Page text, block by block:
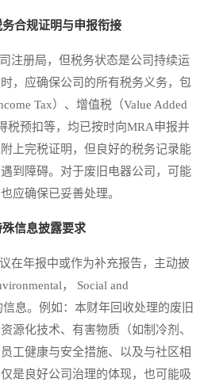
合规证明与申报衔接
册局，但税务状态是公司持续运
，应确保公司的所有税务义务，包
Tax）、增值税（Value Added
税预扣等，均已按时向MRA申报并
上完税证明，但良好的税务记录能
到障碍。对于废旧电器公司，可能
应确保已妥善处理。
信息披露要求
年报中或作为补充报告，主动披
， Social and
信息。例如：本财年回收处理的废旧
源化技术、有害物质（如制冷剂、
工健康与安全措施、以及与社区相
是良好公司治理的体现，也可能吸